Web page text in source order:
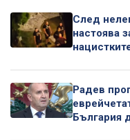
След
настоява
Радев
България